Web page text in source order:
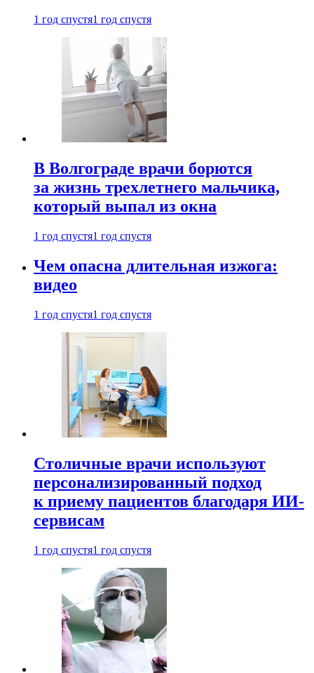
1 год спустя1 год спустя
В Волгограде врачи борются
за жизнь трехлетнего мальчика,
который выпал из окна
1 год спустя1 год спустя
Чем опасна длительная изжога:
видео
1 год спустя1 год спустя
Столичные врачи используют
персонализированный подход
к приему пациентов благодаря ИИ-
сервисам
1 год спустя1 год спустя